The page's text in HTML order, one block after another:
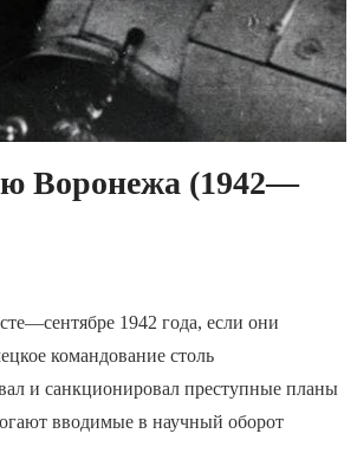
Воронежа (1942—
1942 года, если они
командование столь
и санкционировал преступные планы
вводимые в научный оборот